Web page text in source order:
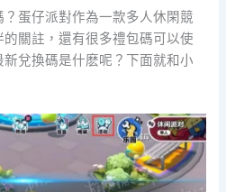
蛋仔派對作為一款多人休閑競
關註，還有很多禮包碼可以使
兌換碼是什麽呢？下面就和小